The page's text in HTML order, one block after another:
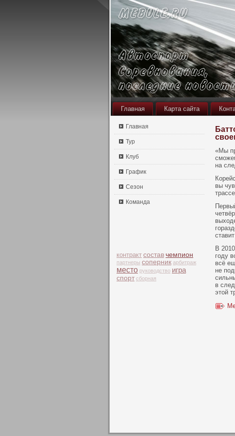
Главная Карта сайта
Главная
Тур
Клуб
График
Сезон
Команда
контракт состав чемпион
партнеры соперник арбитраж
место руководство игра
спорт сборная
«Мы
на
вы
В
году
всё
не
в
этой